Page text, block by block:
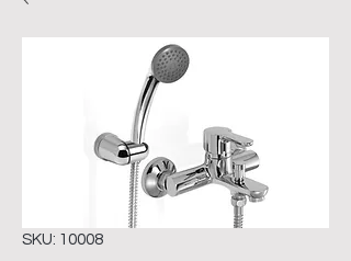
SKU: 10008